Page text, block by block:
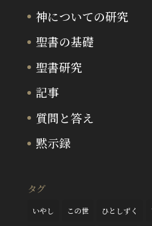
神についての研究
聖書の基礎
聖書研究
記事
質問と答え
黙示録
タグ
いやし この世 ひとしずく